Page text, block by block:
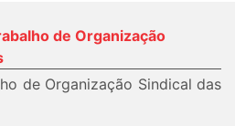
de Organização
de Organização Sindical das